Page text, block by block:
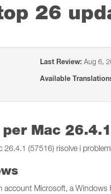
26
Last Review: Aug 6,
Available
Mac
(57516) risolve i
account Microsoft, a